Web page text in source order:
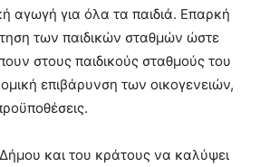
αγωγή για όλα τα παιδιά. Επαρκή
των παιδικών σταθμών ώστε
στους παιδικούς σταθμούς του
επιβάρυνση των οικογενειών,
και του κράτους να καλύψει